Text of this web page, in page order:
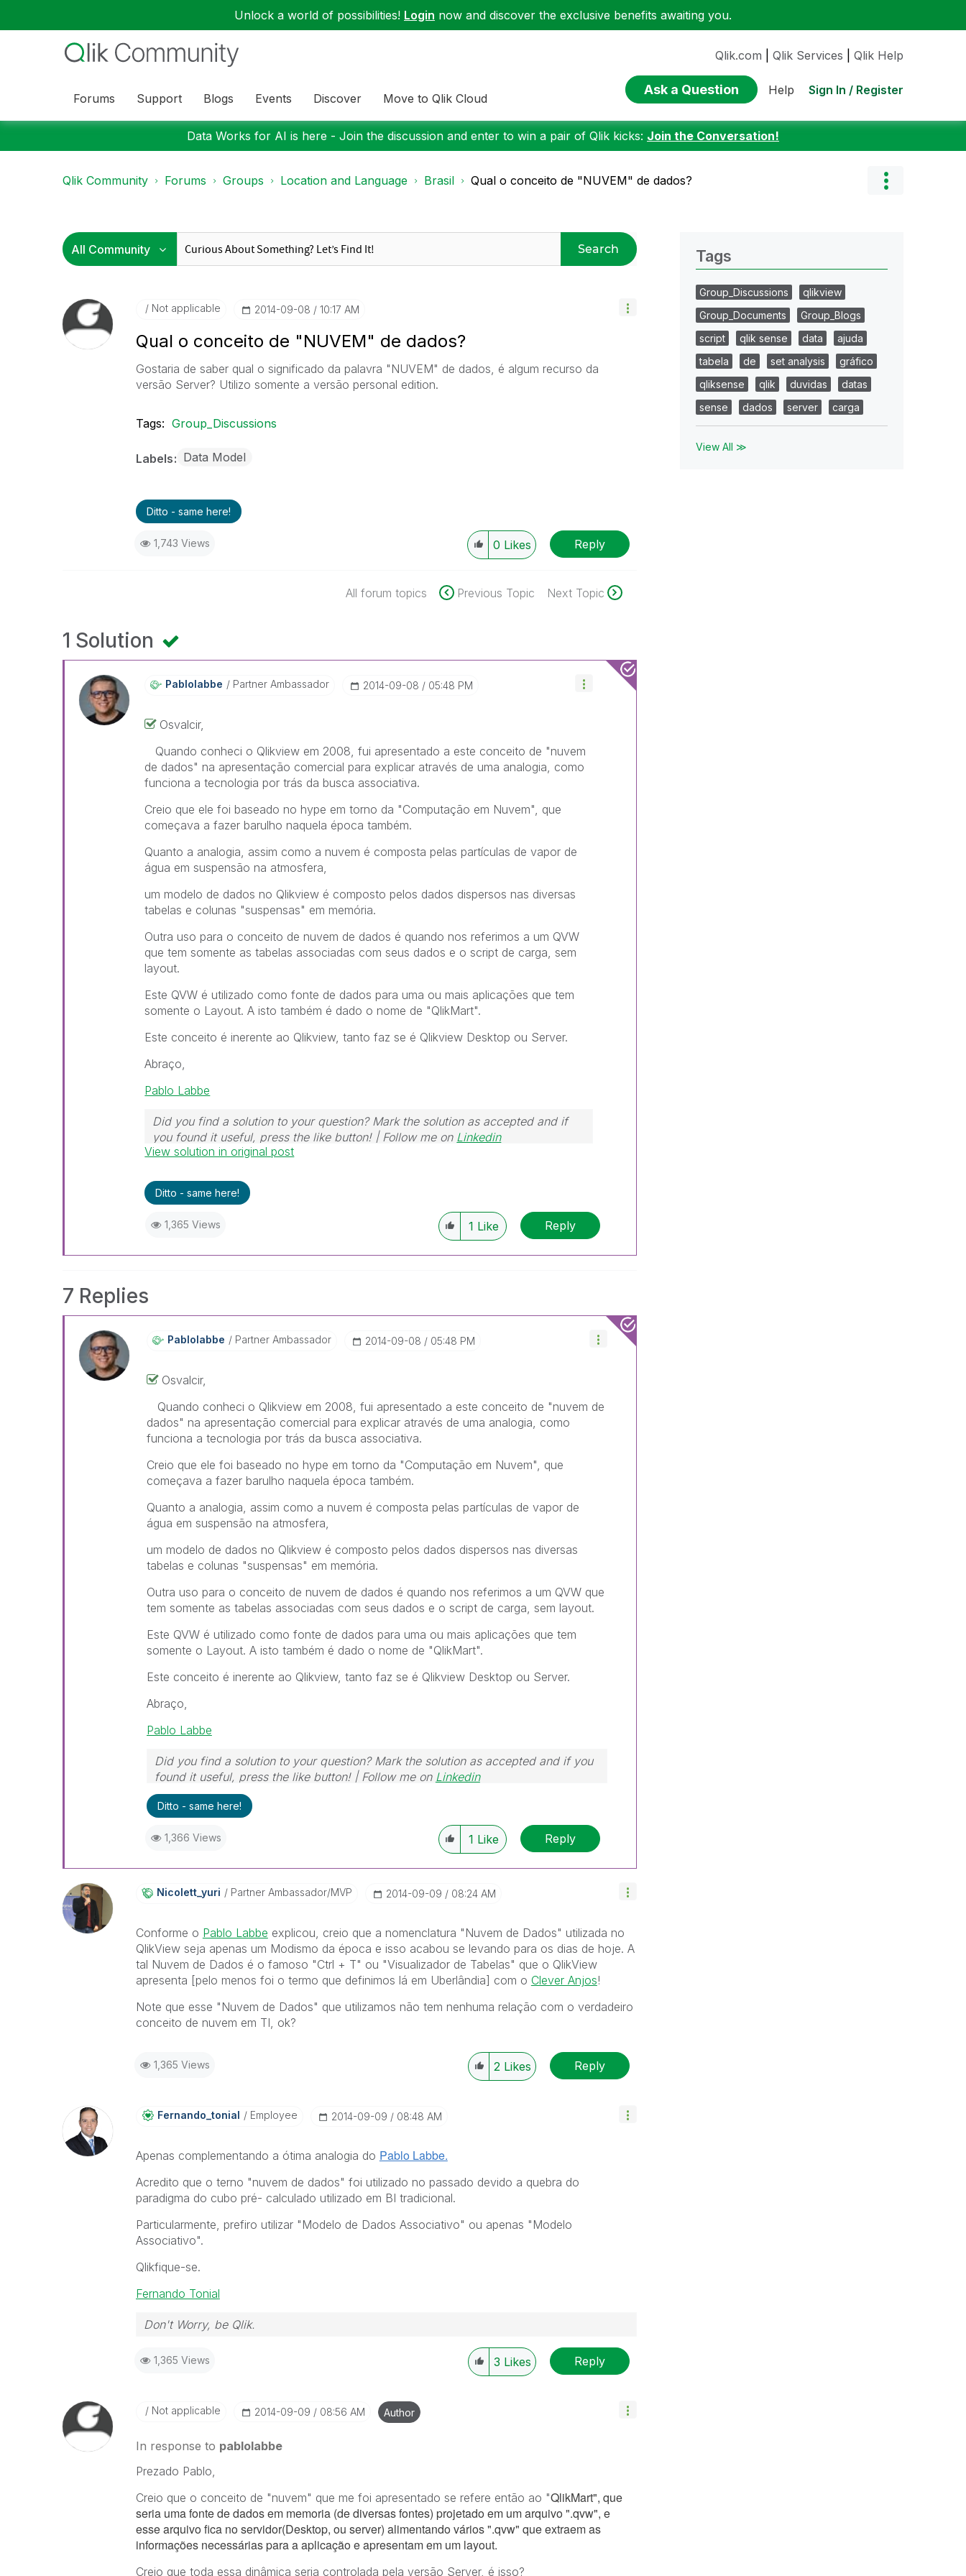
Unlock a world of possibilities! Login now and discover the exclusive benefits awaiting you.
Forums Support Blogs Events Discover Move to Qlik Cloud
Qlik.com Qlik Services Qlik Help
Ask a Question Help Sign In / Register
Data Works for AI is here - Join the discussion and enter to win a pair of Qlik kicks: Join the Conversation!
Qlik Community Forums Groups Location and Language Brasil Qual o conceito de "NUVEM" de dados?
Search
Not applicable ‎2014-09-08 10:17 AM
Qual o conceito de "NUVEM" de dados?
Gostaria de saber qual o significado da palavra "NUVEM" de dados, é algum recurso da
versão Server? Utilizo somente a versão personal edition.
Tags: Group_Discussions
Labels Data Model
Ditto - same here!
1,743 Views 0 Likes Reply
All forum topics Previous Topic Next Topic
1 Solution
Pablolabbe Partner Ambassador ‎2014-09-08 05:48 PM
Osvalcir,
Quando conheci o Qlikview em 2008, fui apresentado a este conceito de "nuvem
de dados" na apresentação comercial para explicar através de uma analogia, como
funciona a tecnologia por trás da busca associativa.
Creio que ele foi baseado no hype em torno da "Computação em Nuvem", que
começava a fazer barulho naquela época também.
Quanto a analogia, assim como a nuvem é composta pelas partículas de vapor de
água em suspensão na atmosfera,
um modelo de dados no Qlikview é composto pelos dados dispersos nas diversas
tabelas e colunas "suspensas" em memória.
Outra uso para o conceito de nuvem de dados é quando nos referimos a um QVW
que tem somente as tabelas associadas com seus dados e o script de carga, sem
layout.
Este QVW é utilizado como fonte de dados para uma ou mais aplicações que tem
somente o Layout. A isto também é dado o nome de "QlikMart".
Este conceito é inerente ao Qlikview, tanto faz se é Qlikview Desktop ou Server.
Abraço,
Pablo Labbe
Did you find a solution to your question? Mark the solution as accepted and if
you found it useful, press the like button! | Follow me on Linkedin
View solution in original post
Ditto - same here!
1,365 Views 1 Like Reply
7 Replies
Pablolabbe Partner Ambassador ‎2014-09-08 05:48 PM
Osvalcir,
Quando conheci o Qlikview em 2008, fui apresentado a este conceito de "nuvem de
dados" na apresentação comercial para explicar através de uma analogia, como
funciona a tecnologia por trás da busca associativa.
Creio que ele foi baseado no hype em torno da "Computação em Nuvem", que
começava a fazer barulho naquela época também.
Quanto a analogia, assim como a nuvem é composta pelas partículas de vapor de
água em suspensão na atmosfera,
um modelo de dados no Qlikview é composto pelos dados dispersos nas diversas
tabelas e colunas "suspensas" em memória.
Outra uso para o conceito de nuvem de dados é quando nos referimos a um QVW que
tem somente as tabelas associadas com seus dados e o script de carga, sem layout.
Este QVW é utilizado como fonte de dados para uma ou mais aplicações que tem
somente o Layout. A isto também é dado o nome de "QlikMart".
Este conceito é inerente ao Qlikview, tanto faz se é Qlikview Desktop ou Server.
Abraço,
Pablo Labbe
Did you find a solution to your question? Mark the solution as accepted and if you
found it useful, press the like button! | Follow me on Linkedin
Ditto - same here!
1,366 Views 1 Like Reply
Nicolett_yuri Partner Ambassador/MVP ‎2014-09-09 08:24 AM
Conforme o Pablo Labbe explicou, creio que a nomenclatura "Nuvem de Dados" utilizada no
QlikView seja apenas um Modismo da época e isso acabou se levando para os dias de hoje. A
tal Nuvem de Dados é o famoso "Ctrl + T" ou "Visualizador de Tabelas" que o QlikView
apresenta [pelo menos foi o termo que definimos lá em Uberlândia] com o Clever Anjos!
Note que esse "Nuvem de Dados" que utilizamos não tem nenhuma relação com o verdadeiro
conceito de nuvem em TI, ok?
1,365 Views 2 Likes Reply
Fernando_tonial Employee ‎2014-09-09 08:48 AM
Apenas complementando a ótima analogia do Pablo Labbe.
Acredito que o terno "nuvem de dados" foi utilizado no passado devido a quebra do
paradigma do cubo pré- calculado utilizado em BI tradicional.
Particularmente, prefiro utilizar "Modelo de Dados Associativo" ou apenas "Modelo
Associativo".
Qlikfique-se.
Fernando Tonial
Don't Worry, be Qlik.
1,365 Views 3 Likes Reply
Not applicable ‎2014-09-09 08:56 AM Author
In response to pablolabbe
Prezado Pablo,
Creio que o conceito de "nuvem" que me foi apresentado se refere então ao "QlikMart", que
seria uma fonte de dados em memoria (de diversas fontes) projetado em um arquivo ".qvw", e
esse arquivo fica no servidor(Desktop, ou server) alimentando vários ".qvw" que extraem as
informações necessárias para a aplicação e apresentam em um layout.
Creio que toda essa dinâmica seria controlada pela versão Server, é isso?
Tags
Group_Discussions
qlikview
Group_Documents
Group_Blogs
script
qlik sense data
ajuda
tabela
de set analysis
gráfico
qliksense
qlik duvidas
datas
sense
dados server carga
View All ≫